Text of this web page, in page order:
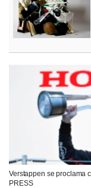
Verstappen se proclama
PRESS